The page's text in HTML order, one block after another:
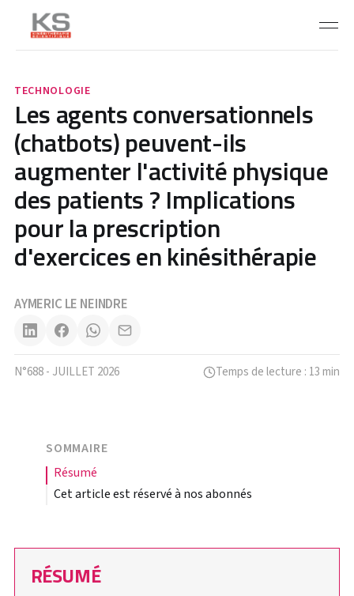
TECHNOLOGIE
Les agents conversationnels
(chatbots) peuvent-ils
augmenter l'activité physique
des patients ? Implications
pour la prescription
d'exercices en kinésithérapie
AYMERIC LE NEINDRE
N°688 - JUILLET 2026 Temps de lecture : 13 min
SOMMAIRE
résumé
Cet article est réservé à nos abonnés
RÉSUMÉ